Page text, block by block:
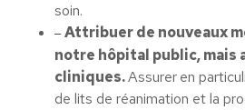
soin.
– Attribuer de nouveaux
notre hôpital public, mais
cliniques.Assureren
de lits de réanimation et la